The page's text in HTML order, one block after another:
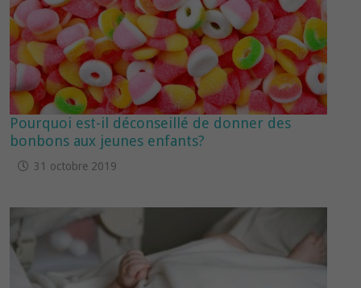
Pourquoi est-il déconseillé de donner des
bonbons aux jeunes enfants?
31 octobre 2019